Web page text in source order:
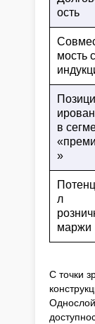
ость
мость с
в
»
л
маржи
С точки